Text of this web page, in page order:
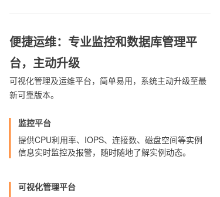
便捷运维：专业监控和数据库管理平
台，主动升级
可视化管理及运维平台，简单易用，系统主动升级至最
新可靠版本。
监控平台
提供CPU利用率、IOPS、连接数、磁盘空间等实例
信息实时监控及报警，随时随地了解实例动态。
可视化管理平台